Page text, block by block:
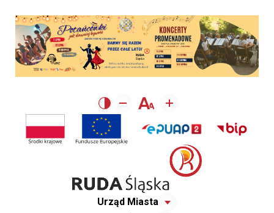
Urząd Miasta